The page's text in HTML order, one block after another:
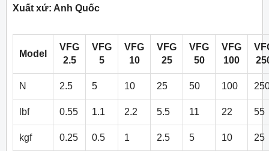
Xuất xứ: Anh Quốc
Model
VFG
2.5
VFG
5
VFG
10
VFG
25
VFG
50
VFG
100
N 2.5 5 10 25 50 100
lbf 0.55 1.1 2.2 5.5 11 22 55
kgf 0.25 0.5 1 2.5 5 10 25